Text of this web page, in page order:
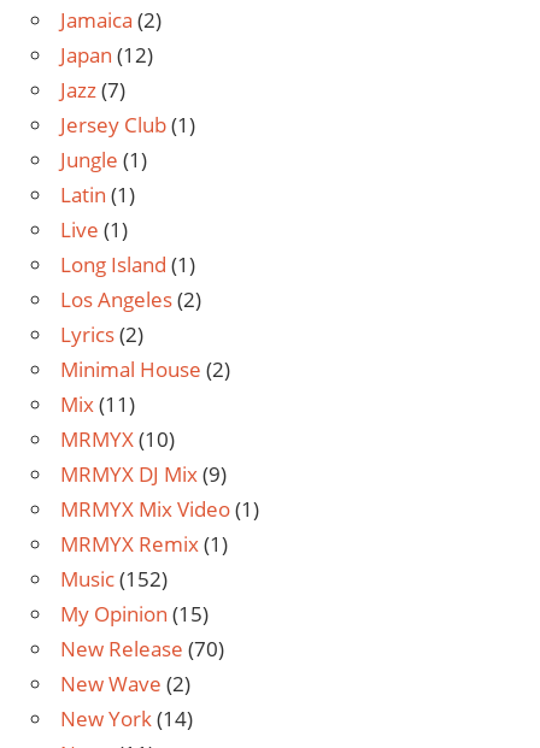
Jamaica (2)
Japan (12)
Jazz(7)
Jersey Club(1)
Jungle (1)
Latin (1)
Live (1)
Long Island (1)
Los Angeles(2)
Lyrics(2)
Minimal House (2)
Mix(11)
MRMYX(10)
MRMYX DJ Mix(9)
MRMYX Mix Video(1)
MRMYX Remix(1)
Music(152)
My Opinion (15)
New Release (70)
New Wave (2)
New York(14)